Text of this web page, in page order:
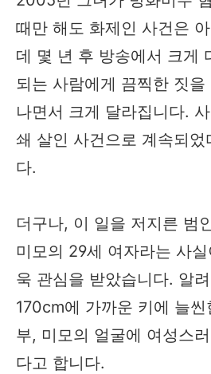
때만 해도 화제인 사건은
데 몇 년 후 방송에서 크게
되는 사람에게 끔찍한 짓을
나면서 크게 달라집니다.
쇄 살인 사건으로 계속되었
다.
더구나, 이 일을 저지른 범
미모의 29세 여자라는 사
욱 관심을 받았습니다. 알
170cm에 가까운 키에 늘
부, 미모의 얼굴에 여성스
다고 합니다.